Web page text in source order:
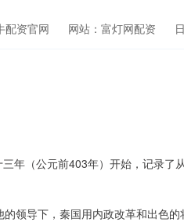
配资官网 网站：富灯网配资
三年（公元前403年）开始，记录
领导下，秦国用内政改革和出色